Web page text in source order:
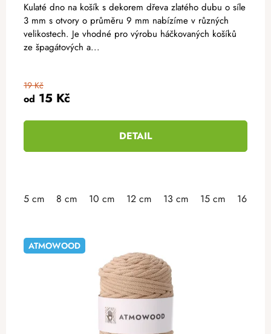
od 15 Kč
19 Kč
DETAIL
Kulaté dno na košík s dekorem dřeva zlatého dubu o síle
3 mm s otvory o průměru 9 mm nabízíme v různých
velikostech. Je vhodné pro výrobu háčkovaných košíků
ze špagátových a...
5 cm 8 cm 10 cm 12 cm 13 cm 15 cm 16 cm
ATMOWOOD